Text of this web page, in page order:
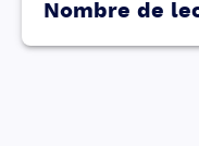
Nombre de